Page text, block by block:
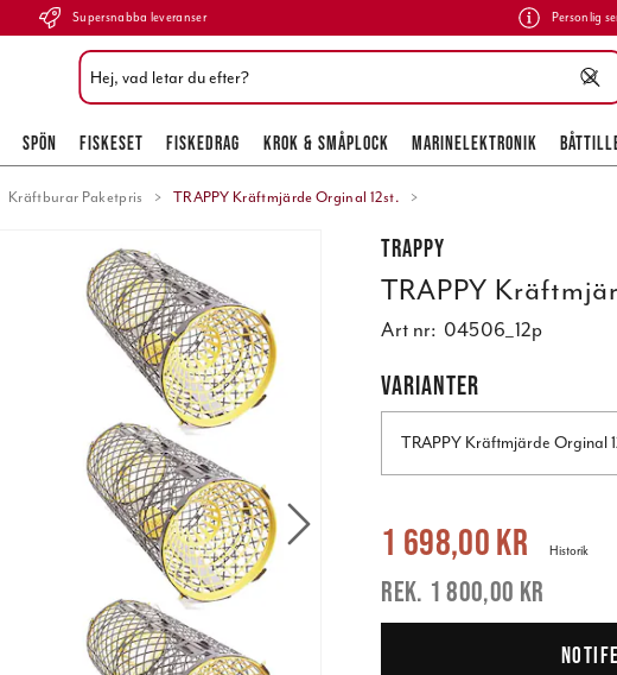
Supersnabba leveranser Personlig
SPÖN FISKESET FISKEDRAG KROK & SMÅPLOCK MARINELEKTRONIK
Kräftburar Paketpris TRAPPY Kräftmjärde Orginal 12st.
Trappy
TRAPPY
Art nr: 04506_12p
VARIANTER
TRAPPY Kräftmjärde Orginal
Nuvarande pris: 1 698,00 kr
1 698,00 kr
1 800,00 kr
Historik